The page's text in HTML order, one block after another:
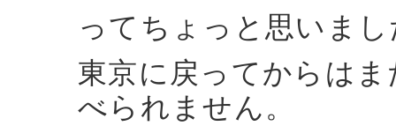
ってちょっと思いま
東京に戻ってからは
べられません。